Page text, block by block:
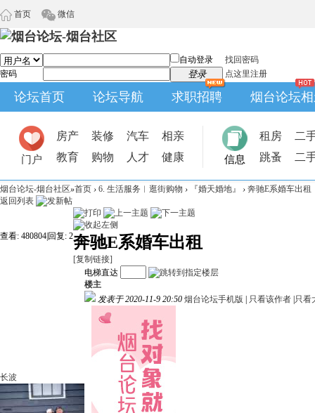
首页 微信
自动登录
找回密码
密码
登录 点这里注册
论坛首页 论坛导航 求职招聘 烟台论坛
门户
房产 装修 汽车
相亲
教育
购物 人才 健康 信息
租房
二
跳蚤
二
烟台论坛-烟台社区»首页 › 6. 生活服务︱逛街购物 › 『婚天婚地』 › 奔驰E系婚车出租
返回列表
查看: 480804 回复: 2奔驰E系婚车出租
[复制链接]
长波
电梯直达
楼主
发表于 2020-11-9 20:50 烟台论坛手机版 只看该作者 只看